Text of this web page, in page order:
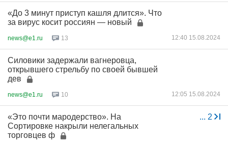
«До 3 минут приступ кашля длится». Что
за вирус косит россиян — новый
news@e1.ru 13 12:40 15.08.2024
Силовики задержали вагнеровца,
открывшего стрельбу по своей бывшей
дев
news@e1.ru 10 12:05 15.08.2024
... 2
«Это почти мародерство». На
Сортировке накрыли нелегальных
торговцев ф